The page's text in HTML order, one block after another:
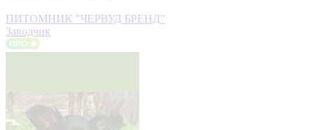
ПИТОМНИК "ЧЕРВУД БРЕНД"
Заводчик